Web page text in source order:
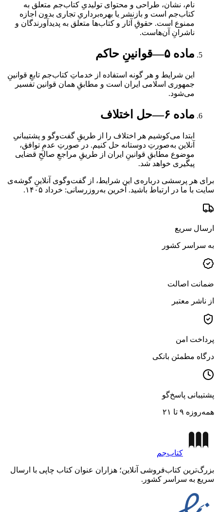
نام، نشان، طراحی و محتوای تولیدیِ کتاب‌جم متعلق به
کتاب‌جم است و بازنشر یا بهره‌برداریِ تجاری بدون اجازه
ممنوع است. حقوقِ آثار و کتاب‌ها متعلق به پدیدآورندگان و
ناشرانِ آن‌هاست.
ماده ۵—قوانینِ حاکم
این شرایط و هر گونه استفاده از خدماتِ کتاب‌جم تابعِ قوانینِ
جمهوری اسلامی ایران است و مطابقِ همان قوانین تفسیر
می‌شود.
ماده ۶—حل اختلاف
ابتدا می‌کوشیم هر اختلاف را از طریقِ گفت‌وگو و پشتیبانیِ
آنلاین به‌صورتِ دوستانه حل کنیم. در صورتِ عدمِ توافق،
موضوع مطابقِ قوانینِ ایران از طریقِ مراجعِ صالحِ قضایی
پیگیری خواهد شد.
برای هر پرسشی درباره‌ی این شرایط، از گفت‌وگوی آنلاینِ گوشه‌ی
سایت با ما در ارتباط باشید. آخرین به‌روزرسانی: خرداد ۱۴۰۵.
ارسال سریع
به سراسر کشور
ضمانت اصالت
از ناشر معتبر
پرداخت امن
درگاه مطمئن بانکی
پشتیبانی پاسخ‌گو
همه‌روزه ۹ تا ۲۱
کتاب‌جم
بزرگ‌ترین کتاب‌فروشی آنلاین؛ هزاران عنوان کتاب چاپی با ارسال
سریع به سراسر کشور.